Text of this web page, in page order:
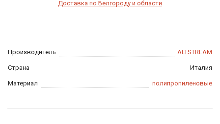
Производитель ALTSTREAM
Страна Италия
Материал полипропиленовые
Доставка по Белгороду и области